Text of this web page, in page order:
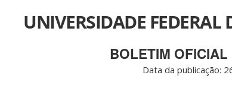
UNIVERSIDADE FEDERAL
BOLETIM OFICIAL
Data da publicação: